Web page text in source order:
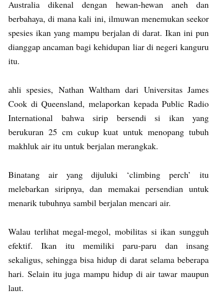
Australia dikenal dengan hewan-hewan aneh dan
berbahaya, di mana kali ini, ilmuwan menemukan seekor
spesies ikan yang mampu berjalan di darat. Ikan ini pun
dianggap ancaman bagi kehidupan liar di negeri kanguru
itu.
ahli spesies, Nathan Waltham dari Universitas James
Cook di Queensland, melaporkan kepada Public Radio
International bahwa sirip bersendi si ikan yang
berukuran 25 cm cukup kuat untuk menopang tubuh
makhluk air itu untuk berjalan merangkak.
Binatang air yang dijuluki ‘climbing perch’ itu
melebarkan siripnya, dan memakai persendian untuk
menarik tubuhnya sambil berjalan mencari air.
Walau terlihat megal-megol, mobilitas si ikan sungguh
efektif. Ikan itu memiliki paru-paru dan insang
sekaligus, sehingga bisa hidup di darat selama beberapa
hari. Selain itu juga mampu hidup di air tawar maupun
laut.